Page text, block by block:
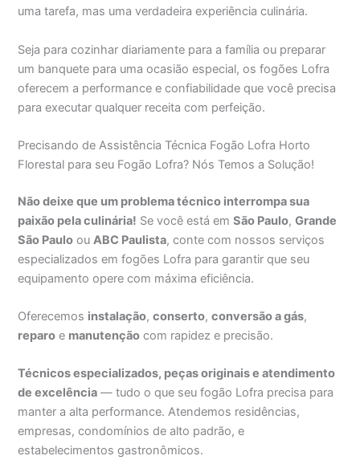
uma tarefa, mas uma verdadeira experiência culinária.
Seja para cozinhar diariamente para a família ou preparar
um banquete para uma ocasião especial, os fogões Lofra
oferecem a performance e confiabilidade que você precisa
para executar qualquer receita com perfeição.
Precisando de Assistência Técnica Fogão Lofra Horto
Florestal para seu Fogão Lofra? Nós Temos a Solução!
Não deixe que um problema técnico interrompa sua
paixão pela culinária! Se você está emSão Paulo,Grande
São Paulo ouABC Paulista, conte com nossos serviços
especializados em fogões Lofra para garantir que seu
equipamento opere com máxima eficiência.
Oferecemos instalação,conserto,conversão a gás,
reparo e manutenção com rapidez e precisão.
Técnicos especializados, peças originais e atendimento
de excelência — tudo o que seu fogão Lofra precisa para
manter a alta performance. Atendemos residências,
empresas, condomínios de alto padrão, e
estabelecimentos gastronômicos.